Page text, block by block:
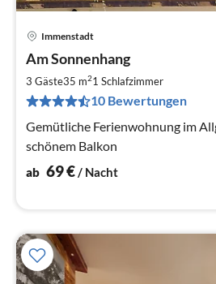
Immenstadt
Am Sonnenhang
3 Gäste35 m21 Schlafzimmer
10 Bewertungen
Gemütliche Ferienwohnung im
schönem Balkon
ab 69€ / Nacht